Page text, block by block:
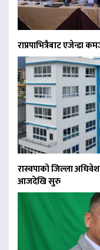
राप्रपाभित्रैबाट एजेन्डा
रास्वपाको जिल्ला
आजदेखि सुरु